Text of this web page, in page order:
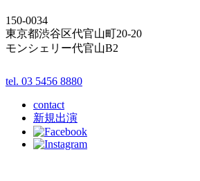
150-0034
東京都渋谷区代官山町20-20
モンシェリー代官山B2
tel. 03 5456 8880
contact
新規出演